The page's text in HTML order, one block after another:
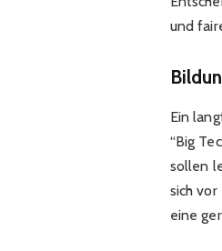
und
Ein
“Big
sollen
sich
eine